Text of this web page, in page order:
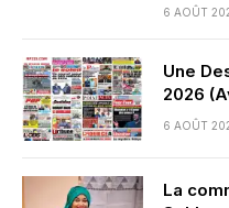
6 AOÛT
Une
2026
6 AOÛT
La